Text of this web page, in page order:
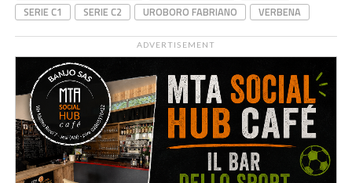
SERIE C1
SERIE C2 UROBORO FABRIANO VERBENA
ADVERTISEMENT